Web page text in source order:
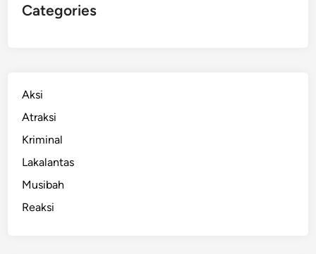
Categories
Aksi
Atraksi
Kriminal
Lakalantas
Musibah
Reaksi